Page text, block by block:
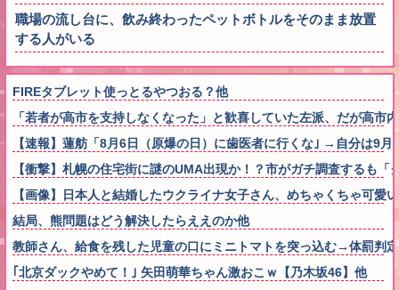
職場の流し台に、飲み終わったペットボトルをそのまま放置
する人がいる
FIREタブレット使っとるやつおる？他
「若者が高市を支持しなくなった」と歓喜していた左派、だが高
【速報】蓮舫「8月6日（原爆の日）に歯医者に行くな｣ →自分は9
【衝撃】札幌の住宅街に謎のUMA出現か！？市がガチ調査するも
【画像】日本人と結婚したウクライナ女子さん、めちゃくちゃ可愛
結局、熊問題はどう解決したらええのか他
教師さん、給食を残した児童の口にミニトマトを突っ込む→体罰判
｢北京ダックやめて！｣ 矢田萌華ちゃん激おこｗ【乃木坂46】他